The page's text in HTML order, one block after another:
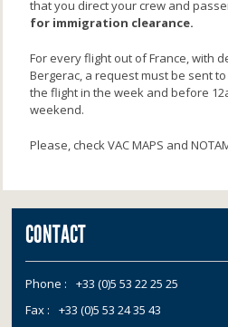
that you direct your crew and
for immigration clearance.
For every flight out of France, with
Bergerac, a request must be sent
the flight in the week and before
weekend.
Please, check VAC MAPS and
CONTACT
Phone :
+33 (0)5 53 22 25 25
Fax :
+33 (0)5 53 24 35 43